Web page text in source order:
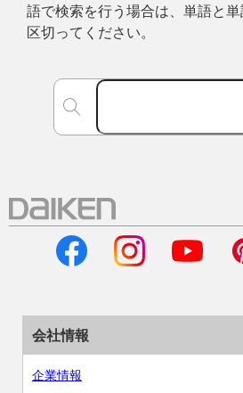
語で検索を行う場合は、単語と
区切ってください。
会社情報
企業情報